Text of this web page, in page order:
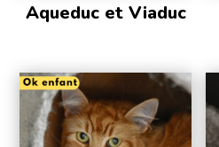
Aqueduc et Viaduc